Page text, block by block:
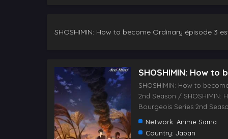
SHOSHIMIN: How to become Ordinary épisode 3
SHOSHIMIN: How to
SHOSHIMIN: How to
2nd Season / SHOSHIMIN:
Bourgeois Series 2nd
Network: Anime Sama
Country: Japan